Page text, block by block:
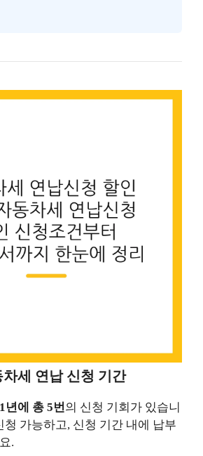
차세 연납 신청 기간
1년에 총 5번 의 신청 기회가 있습니
청 가능하고, 신청 기간 내에 납부
.